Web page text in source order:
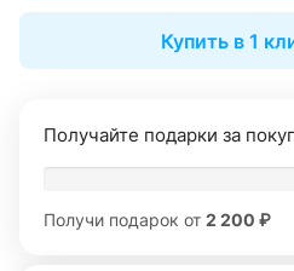
Купить в 1
Получайте подарки за
Получи подарок от 2 200 ₽